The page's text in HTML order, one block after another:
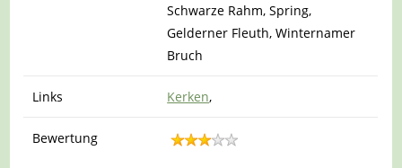
Schwarze Rahm, Spring,
Gelderner Fleuth, Winternamer
Bruch
Links Kerken,
Bewertung